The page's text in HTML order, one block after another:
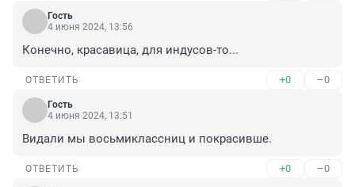
Гость
4 июня 2024, 13:56
Конечно, красавица, для индусов-то...
ОТВЕТИТЬ +0 –0
Гость
4 июня 2024, 13:51
Видали мы восьмиклассниц и покрасивше.
ОТВЕТИТЬ +0 –0